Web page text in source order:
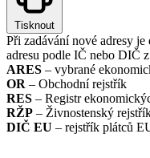
Tisknout
Při zadávání nové adresy
adresu podle IČ nebo DIČ
ARES – vybrané
OR – Obchodní rejstřík
RES – Registr
RŽP – Živnostenský
DIČ EU – rejstřík plátců